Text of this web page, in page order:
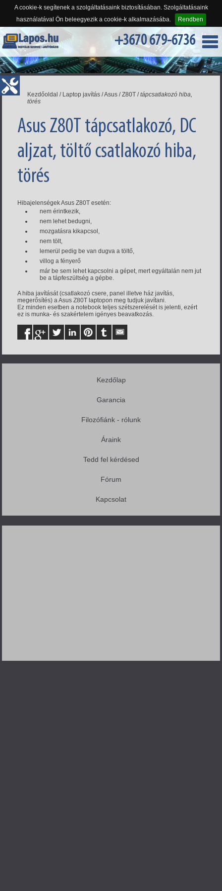
A cookie-k segítenek a szolgáltatásaink biztosításában. Szolgáltatásaink
használatával Ön beleegyezik a cookie-k alkalmazásába.
Rendben
+3670 679-6736
Kezdőoldal / Laptop javítás /Asus /Z80T /tápcsatlakozó hiba,
törés
Asus Z80T tápcsatlakozó, DC
aljzat, töltő csatlakozó hiba,
törés
Hibajelenségek Asus Z80T esetén:
nem érintkezik,
nem lehet bedugni,
mozgatásra kikapcsol,
nem tölt,
lemerül pedig be van dugva a töltő,
villog a fényerő
már be sem lehet kapcsolni a gépet, mert egyáltalán nem jut
be a tápfeszültség a gépbe.
A hiba javítását (csatlakozó csere, panel illetve ház javítás,
megerősítés) a Asus Z80T laptopon meg tudjuk javítani.
Ez minden esetben a notebook teljes szétszerelését is jelenti, ezért
ez is munka- és szakértelem igényes beavatkozás.
Kezdőlap
Garancia
Filozófiánk - rólunk
Áraink
Tedd fel kérdésed
Fórum
Kapcsolat